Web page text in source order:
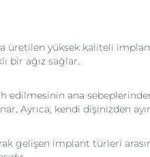
üretilen yüksek kaliteli
bir ağız sağlar.
edilmesinin ana
Ayrıca, kendi dişinizden
gelişen implant türleri